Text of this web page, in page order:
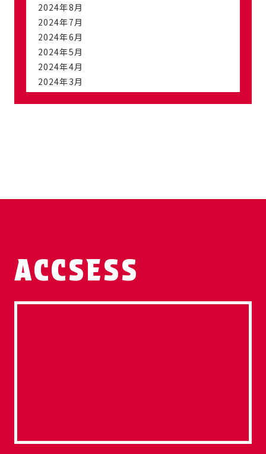
2024年8月
2024年7月
2024年6月
2024年5月
2024年4月
2024年3月
ACCSESS